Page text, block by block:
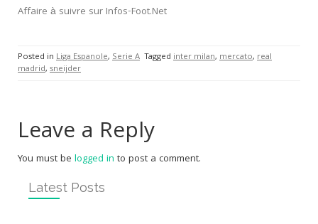
Affaire à suivre sur Infos-Foot.Net
Posted in Liga Espanole, Serie A Tagged inter milan, mercato, real
madrid, sneijder
Leave a Reply
You must be logged in to post a comment.
Latest Posts